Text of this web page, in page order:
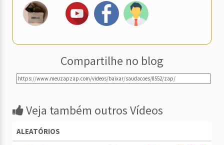
Compartilhe no blog
Veja também outros Vídeos
ALEATÓRIOS